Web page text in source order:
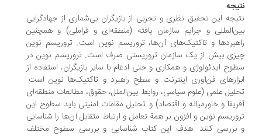
این تحقیق نظری و تجربی از بازیگران بی‌شماری از جهادگرایی
و جرایم سازمان یافته (منطقه‌ای و فراملی) و همچنین
و تاکتیک‌های آن‌ها، تروریسم نوین است. تروریسم نوین
بیش از یک سازمان تروریستی صرف است. تروریسم نوین در
ایدئولوژی و همکاری و حتی ادغام با سایر بازیگران، استفاده از
فن‌آوری اینترنت و سطح راهبرد و تاکتیک‌ها نوین است.
علمی (علوم سیاسی، روابط بین‌الملل، حقوق، مطالعات منطقه‌ای
و خاورمیانه و اقتصاد) و تحلیل مقامات امنیتی باید سطوح این
نوین و افزون بر همة تعامل و ارتباط متقابل آن‌ها را شناسایی
کنند. هدف این کتاب شناسایی و بررسی سطوح مختلف